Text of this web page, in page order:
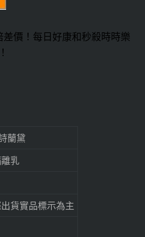
價！每日好康和秒殺時時樂
蘭黛
乳
貨實品標示為主